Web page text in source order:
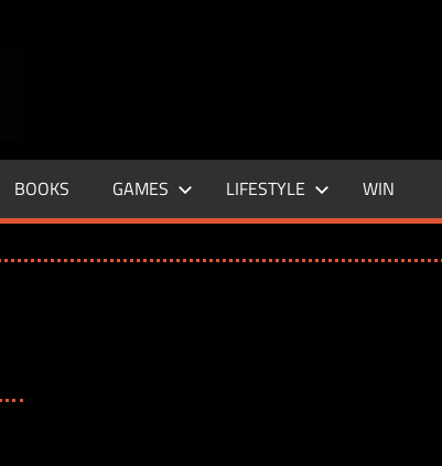
–
LIFE
BOOKS GAMES LIFESTYLE WIN